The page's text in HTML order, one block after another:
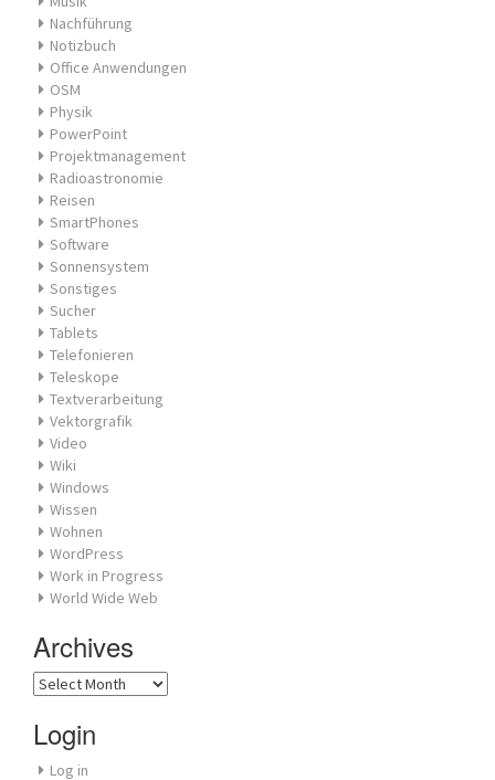
Nachführung
Notizbuch
Office Anwendungen
OSM
Physik
PowerPoint
Projektmanagement
Radioastronomie
Reisen
SmartPhones
Software
Sonnensystem
Sonstiges
Sucher
Tablets
Telefonieren
Teleskope
Textverarbeitung
Vektorgrafik
Video
Wiki
Windows
Wissen
Wohnen
WordPress
Work in Progress
World Wide Web
Archives
Archives
Login
Log in